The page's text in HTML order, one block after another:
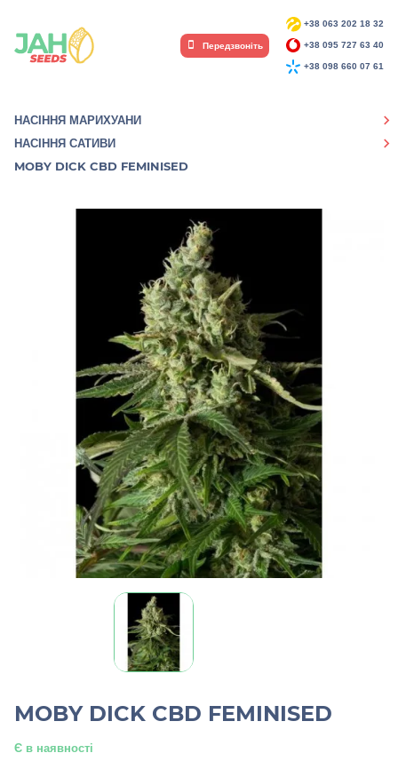
+38 063 202 18 32
+38 095 727 63 40
+38 098 660 07 61
Передзвоніть
НАСІННЯ МАРИХУАНИ
НАСІННЯ САТИВИ
MOBY DICK CBD FEMINISED
MOBY DICK CBD FEMINISED
Є в наявності